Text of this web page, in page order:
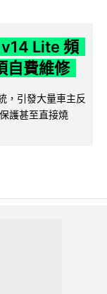
Lite 頻
自費維修
，引發大量車主反
護甚至直接燒